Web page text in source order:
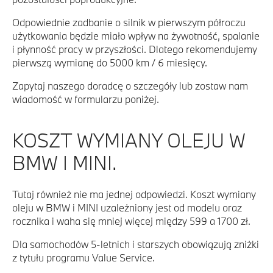
Odpowiednie zadbanie o silnik w pierwszym półroczu
użytkowania będzie miało wpływ na żywotność, spalanie
i płynność pracy w przyszłości. Dlatego rekomendujemy
pierwszą wymianę do 5000 km / 6 miesięcy.
Zapytaj naszego doradcę o szczegóły lub zostaw nam
wiadomość w formularzu poniżej.
KOSZT WYMIANY OLEJU W
BMW I MINI.
Tutaj również nie ma jednej odpowiedzi. Koszt wymiany
oleju w BMW i MINI uzależniony jest od modelu oraz
rocznika i waha się mniej więcej między 599 a 1700 zł.
Dla samochodów 5-letnich i starszych obowiązują zniżki
z tytułu programu Value Service.